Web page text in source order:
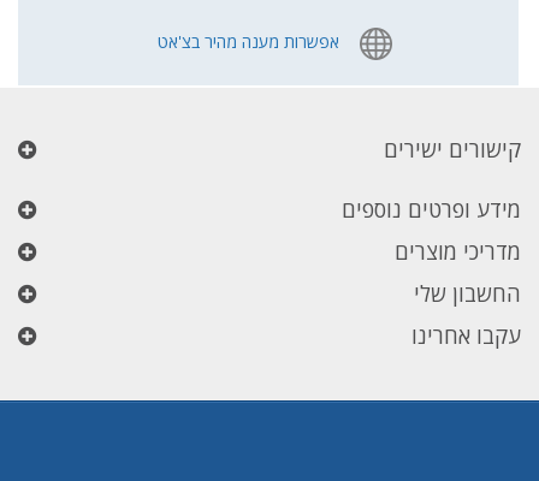
אפשרות מענה מהיר בצ'אט
קישורים ישירים
מידע ופרטים נוספים
מדריכי מוצרים
החשבון שלי
עקבו אחרינו